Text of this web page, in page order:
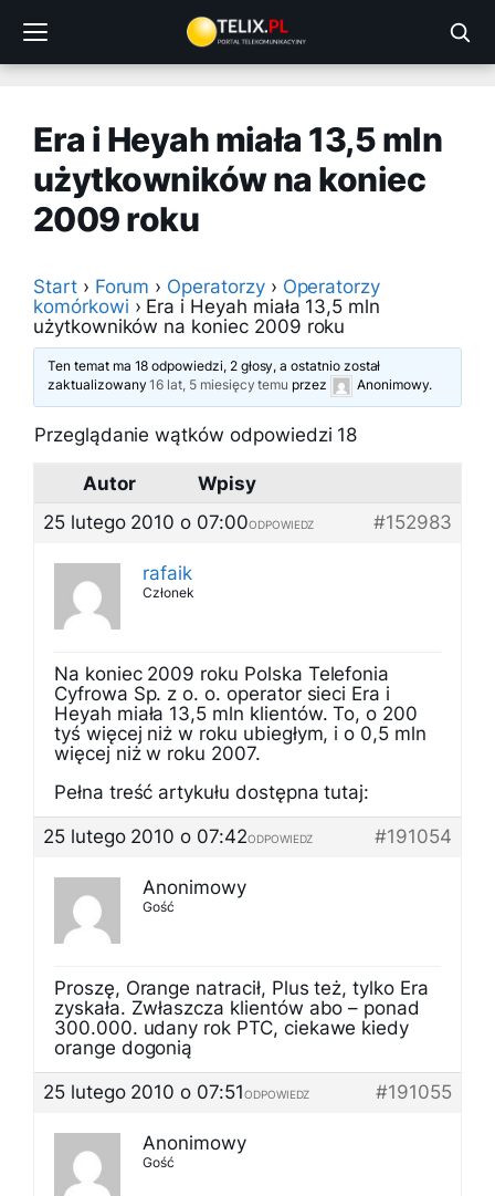
treści
Era i Heyah miała 13,5 mln
użytkowników na koniec
2009 roku
Start › Forum › Operatorzy › Operatorzy
komórkowi › Era i Heyah miała 13,5 mln
użytkowników na koniec 2009 roku
Ten temat ma 18 odpowiedzi, 2 głosy, a ostatnio został
zaktualizowany16 lat, 5 miesięcy temu przez Anonimowy.
Przeglądanie wątków odpowiedzi 18
Autor
Wpisy
25 lutego 2010 o 07:00
#152983
ODPOWIEDZ
rafaik
Członek
Na koniec 2009 roku Polska Telefonia
Cyfrowa Sp. z o. o. operator sieci Era i
Heyah miała 13,5 mln klientów. To, o 200
tyś więcej niż w roku ubiegłym, i o 0,5 mln
więcej niż w roku 2007.
Pełna treść artykułu dostępna tutaj:
25 lutego 2010 o 07:42
#191054
ODPOWIEDZ
Anonimowy
Gość
Proszę, Orange natracił, Plus też, tylko Era
zyskała. Zwłaszcza klientów abo – ponad
300.000. udany rok PTC, ciekawe kiedy
orange dogonią
25 lutego 2010 o 07:51
#191055
ODPOWIEDZ
Anonimowy
Gość